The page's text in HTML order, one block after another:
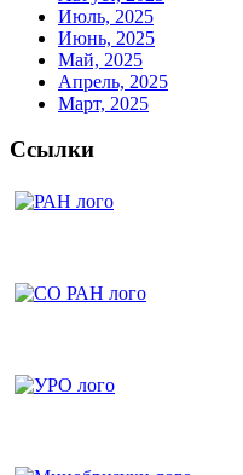
Июль, 2025
Июнь, 2025
Май, 2025
Апрель, 2025
Март, 2025
Ссылки